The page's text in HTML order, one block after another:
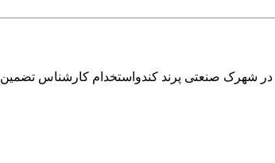
شهرک صنعتی پرند کندواستخدام کارشناس